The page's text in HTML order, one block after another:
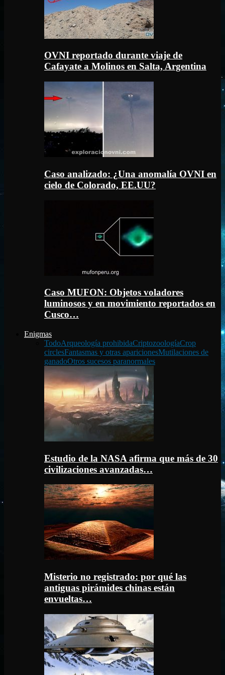
OVNI reportado durante viaje de
Cafayate a Molinos en Salta, Argentina
Caso analizado: ¿Una anomalía OVNI en
cielo de Colorado, EE.UU?
Caso MUFON: Objetos voladores
luminosos y en movimiento reportados en
Cusco…
Enigmas
TodoArqueología prohibidaCriptozoologíaCrop
circlesFantasmas y otras aparicionesMutilaciones de
ganadoOtros sucesos paranormales
Estudio de la NASA afirma que más de 30
civilizaciones avanzadas…
Misterio no registrado: por qué las
antiguas pirámides chinas están
envueltas…